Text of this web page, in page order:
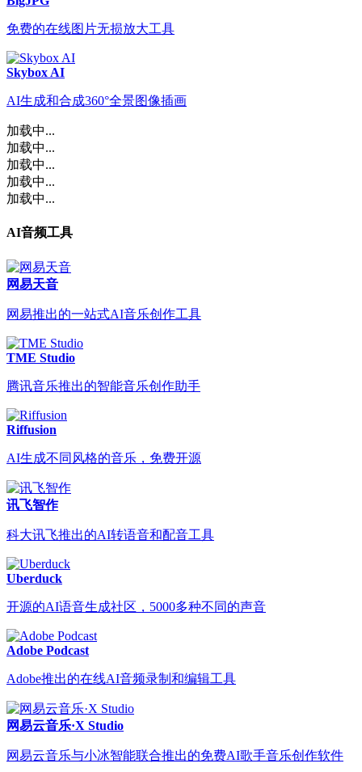
免费的在线图片无损放大工具
Skybox AI
AI生成和合成360°全景图像插画
加载中...
加载中...
加载中...
加载中...
加载中...
AI音频工具
网易天音
网易推出的一站式AI音乐创作工具
TME Studio
腾讯音乐推出的智能音乐创作助手
Riffusion
AI生成不同风格的音乐，免费开源
讯飞智作
科大讯飞推出的AI转语音和配音工具
Uberduck
开源的AI语音生成社区，5000多种不同的声音
Adobe Podcast
Adobe推出的在线AI音频录制和编辑工具
网易云音乐·X Studio
网易云音乐与小冰智能联合推出的免费AI歌手音乐创作软件